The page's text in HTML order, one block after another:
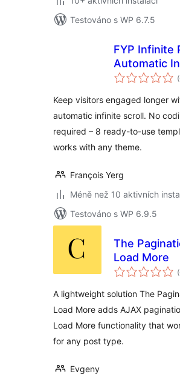
Testováno s WP 6.7.5
FYP Infinite
Automatic
Scroll & Ajax
Engagement
Keep visitors engaged longer
automatic infinite scroll. No
required – 8 ready-to-use
works with any theme.
François Yerg
Méně než 10 aktivních
Testováno s WP 6.9.5
The
Load More
A lightweight solution The
Load More adds AJAX
Load More functionality that
for any post type.
Evgeny